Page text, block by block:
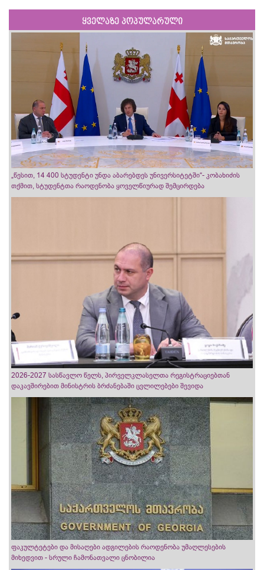
ყველაზე პოპულარული
„წესით, 14 400 სტუდენტი უნდა აბარებდეს უნივერსიტეტში“- კობახიძის
თქმით, სტუდენტთა რაოდენობა ყოველწიურად შემცირდება
2026-2027 სასწავლო წელს, პირველკლასელთა რეგისტრაციებთან
დაკავშირებით მინისტრის ბრძანებაში ცვლილებები შევიდა
ფაკულტეტები და მისაღები ადგილების რაოდენობა უმაღლესების
მიხედვით - სრული ჩამონათვალი ცნობილია